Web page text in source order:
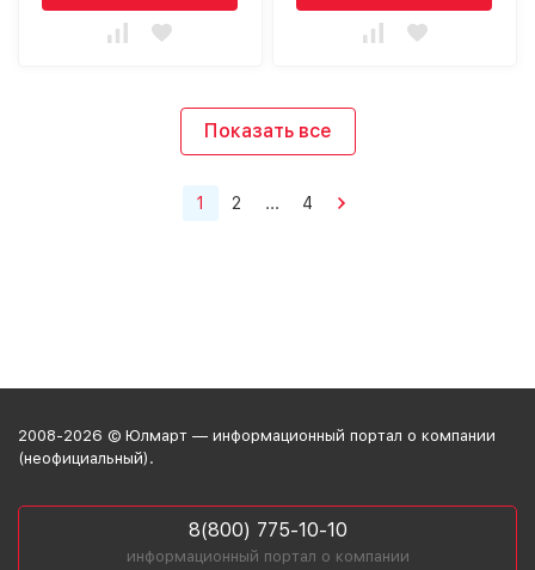
Показать все
1 2 ... 4
2008-2026 © Юлмарт — информационный портал о компании
(неофициальный).
8(800) 775-10-10
информационный портал о компании